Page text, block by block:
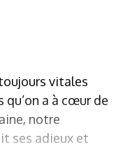
vitales
qu’on a à cœur de
notre
ses adieux et